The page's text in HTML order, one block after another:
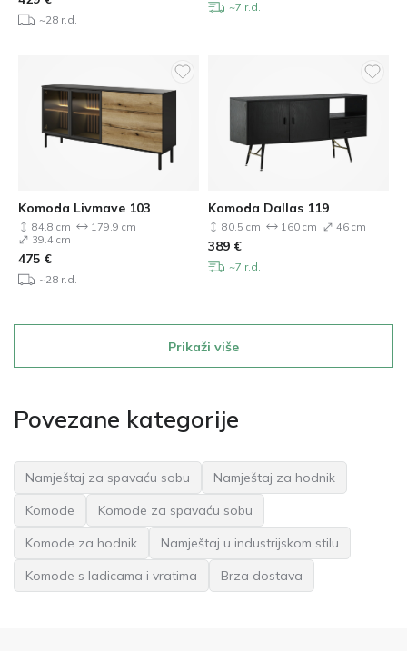
~28 r.d.
~7 r.d.
Komoda Livmave 103
84.8 cm
179.9 cm
39.4 cm
475 €
~28 r.d.
Komoda Dallas 119
80.5 cm 160 cm 46 cm
389 €
~7 r.d.
Prikaži više
Povezane kategorije
Namještaj za spavaću sobu
Namještaj za hodnik
Komode
Komode za spavaću sobu
Komode za hodnik
Namještaj u industrijskom stilu
Komode s ladicama i vratima
Brza dostava